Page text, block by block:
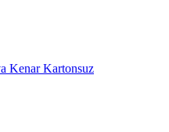
Kenar Kartonsuz